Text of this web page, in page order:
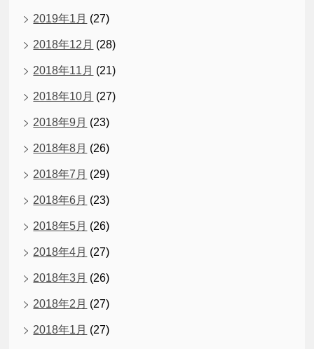
2019年1月 (27)
2018年12月 (28)
2018年11月 (21)
2018年10月 (27)
2018年9月 (23)
2018年8月 (26)
2018年7月 (29)
2018年6月 (23)
2018年5月 (26)
2018年4月 (27)
2018年3月 (26)
2018年2月 (27)
2018年1月 (27)